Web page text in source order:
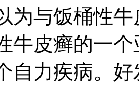
为与饭桶性
牛皮癣的一
自力疾病。